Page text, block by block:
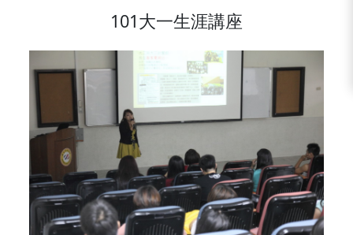
101大一生涯講座